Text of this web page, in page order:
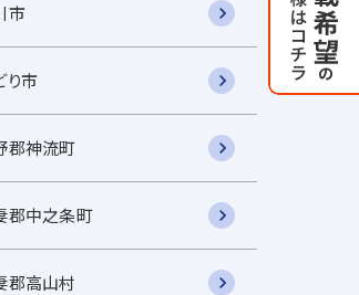
市
り市
郡神流町
郡中之条町
郡高山村